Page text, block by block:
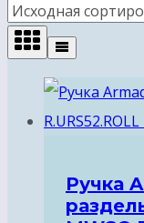
Ручка